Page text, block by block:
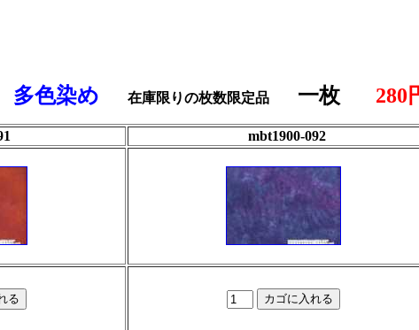
染め
在庫限りの枚数限定品 一枚 280
mbt1900-092